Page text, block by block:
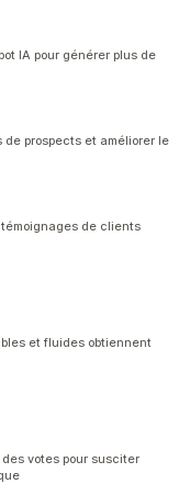
IA pour générer plus de
de prospects et améliorer le
de clients
et fluides obtiennent
votes pour susciter